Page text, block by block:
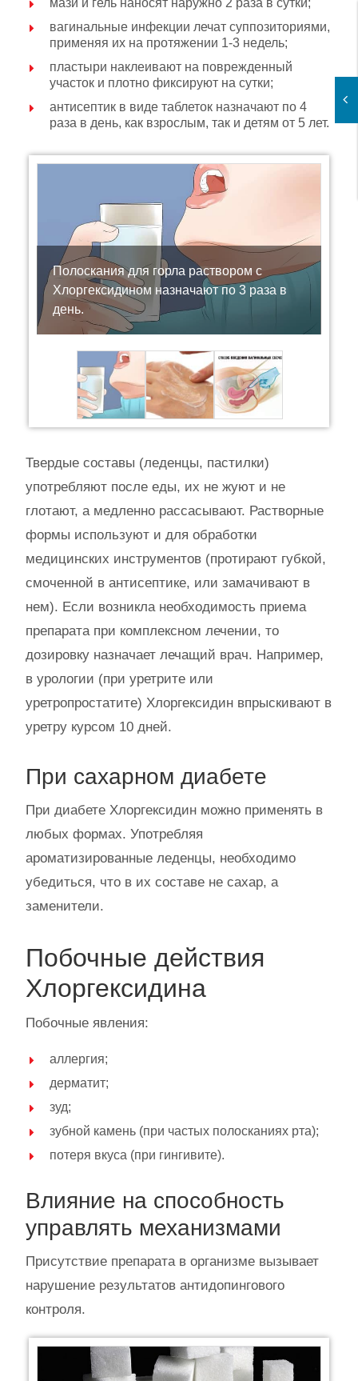
мази и гель наносят наружно 2 раза в сутки;
вагинальные инфекции лечат суппозиториями,
применяя их на протяжении 1-3 недель;
пластыри наклеивают на поврежденный
участок и плотно фиксируют на сутки;
антисептик в виде таблеток назначают по 4
раза в день, как взрослым, так и детям от 5 лет.
Полоскания для горла раствором с
Хлоргексидином назначают по 3 раза в
день.
Твердые составы (леденцы, пастилки)
употребляют после еды, их не жуют и не
глотают, а медленно рассасывают. Растворные
формы используют и для обработки
медицинских инструментов (протирают губкой,
смоченной в антисептике, или замачивают в
нем). Если возникла необходимость приема
препарата при комплексном лечении, то
дозировку назначает лечащий врач. Например,
в урологии (при уретрите или
уретропростатите) Хлоргексидин впрыскивают в
уретру курсом 10 дней.
При сахарном диабете
При диабете Хлоргексидин можно применять в
любых формах. Употребляя
ароматизированные леденцы, необходимо
убедиться, что в их составе не сахар, а
заменители.
Побочные действия
Хлоргексидина
Побочные явления:
аллергия;
дерматит;
зуд;
зубной камень (при частых полосканиях рта);
потеря вкуса (при гингивите).
Влияние на способность
управлять механизмами
Присутствие препарата в организме вызывает
нарушение результатов антидопингового
контроля.